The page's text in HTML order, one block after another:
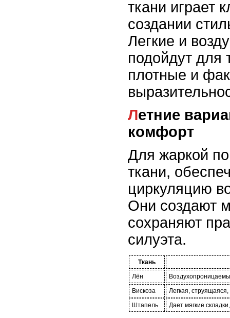
ткани играет
создании
Легкие и
подойдут для
плотные и
Летние варианты: легкость и
комфорт
Для жаркой
ткани,
циркуляцию
Они создают
сохраняют
силуэта.
Ткань
Лён
Вискоза
Легкая,
Штапель
Дает мягкие